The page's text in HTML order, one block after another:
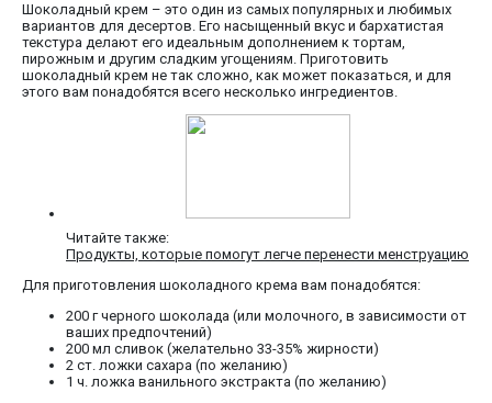
Шоколадный крем – это один из самых популярных и любимых
вариантов для десертов. Его насыщенный вкус и бархатистая
текстура делают его идеальным дополнением к тортам,
пирожным и другим сладким угощениям. Приготовить
шоколадный крем не так сложно, как может показаться, и для
этого вам понадобятся всего несколько ингредиентов.
Читайте также:
Продукты, которые помогут легче перенести менструацию
Для приготовления шоколадного крема вам понадобятся:
200 г черного шоколада (или молочного, в зависимости от
ваших предпочтений)
200 мл сливок (желательно 33-35% жирности)
2 ст. ложки сахара (по желанию)
1 ч. ложка ванильного экстракта (по желанию)